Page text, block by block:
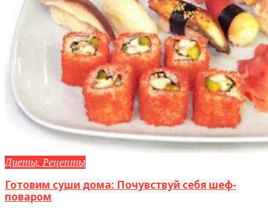
Диеты, Рецепты
Готовим суши дома: Почувствуй себя шеф-
поваром